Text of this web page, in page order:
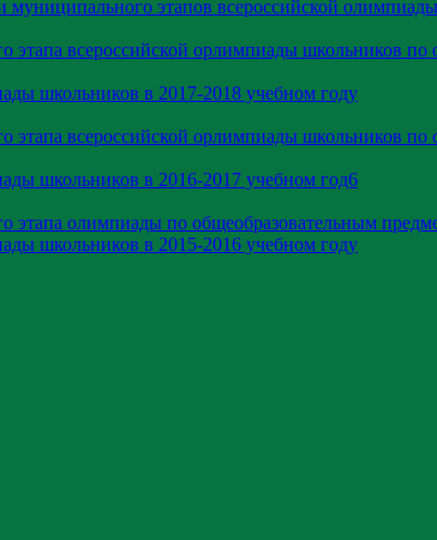
этапов всероссийской
всероссийской орлимпиады школьников
школьников в 2017-2018 учебном году
всероссийской орлимпиады школьников
школьников в 2016-2017 учебном год6
этапа олимпиады по общеобразовательным
школьников в 2015-2016 учебном году